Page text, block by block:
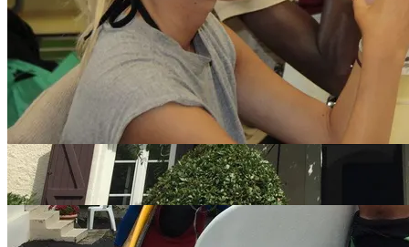
Sprogskoler i Biarritz